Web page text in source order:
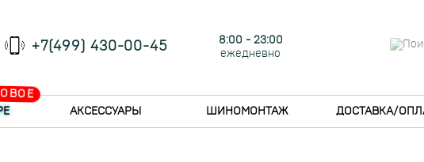
+7(499) 430-00-45
8:00 - 23:00
ежедневно
АКСЕССУАРЫ ШИНОМОНТАЖ ДОСТАВКА/